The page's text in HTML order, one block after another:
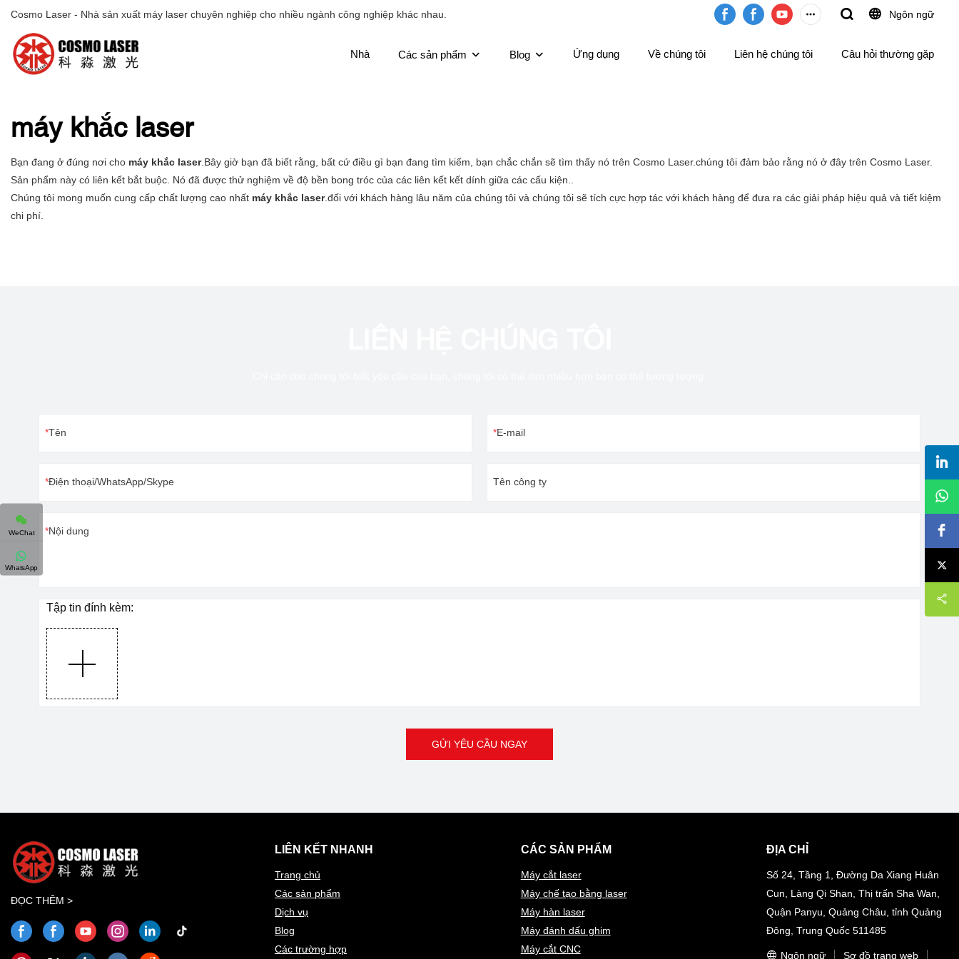
Cosmo Laser - Nhà sản xuất máy laser chuyên nghiệp cho nhiều ngành công nghiệp khác nhau. Ngôn ngữ
Nhà Các sản phẩm Blog Ứng dụng Về chúng tôi Liên hệ chúng tôi Câu hỏi thường gặp
máy khắc laser
Bạn đang ở đúng nơi cho máy khắc laser.Bây giờ bạn đã biết rằng, bất cứ điều gì bạn đang tìm kiếm, bạn chắc chắn sẽ tìm thấy nó trên Cosmo Laser.chúng tôi đảm bảo rằng nó ở đây trên Cosmo Laser.
Sản phẩm này có liên kết bắt buộc. Nó đã được thử nghiệm về độ bền bong tróc của các liên kết kết dính giữa các cấu kiện..
Chúng tôi mong muốn cung cấp chất lượng cao nhất máy khắc laser.đối với khách hàng lâu năm của chúng tôi và chúng tôi sẽ tích cực hợp tác với khách hàng để đưa ra các giải pháp hiệu quả và tiết kiệm
chi phí.
Tên E-mail
Điện thoại/WhatsApp/Skype Tên công ty
Nội dung
Tập tin đính kèm:
GỬI YÊU CẦU NGAY
ĐỌC THÊM >
LIÊN KẾT NHANH
Trang chủ
Các sản phẩm
Dịch vụ
Blog
Các trường hợp
CÁC SẢN PHẨM
Máy cắt laser
Máy chế tạo bằng laser
Máy hàn laser
Máy đánh dấu ghim
Máy cắt CNC
ĐỊA CHỈ
Số 24, Tầng 1, Đường Da Xiang Huân
Cun, Làng Qi Shan, Thị trấn Sha Wan,
Quận Panyu, Quảng Châu, tỉnh Quảng
Đông, Trung Quốc 511485
Ngôn ngữ Sơ đồ trang web
WeChat
WhatsApp